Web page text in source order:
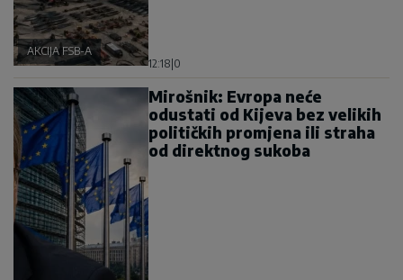
AKCIJA FSB-A
12:18 0
Mirošnik: Evropa neće
odustati od Kijeva bez velikih
političkih promjena ili straha
od direktnog sukoba